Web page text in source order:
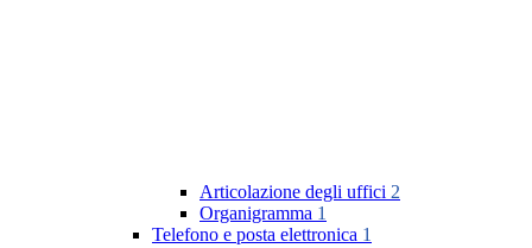
Articolazione degli uffici 2
Organigramma 1
Telefono e posta elettronica 1